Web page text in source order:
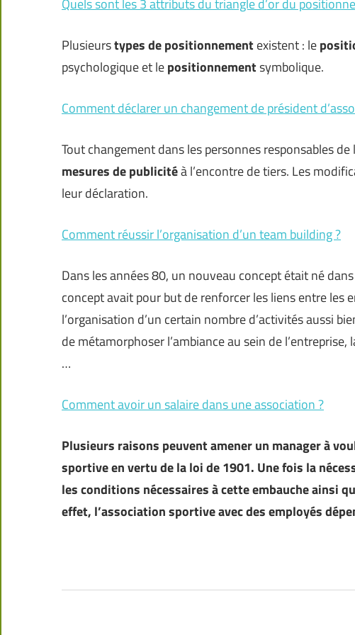
Quels sont les 3 attributs du triangle d’or du
Plusieurstypes de positionnement existent : le
psychologique et lepositionnementsymbolique.
Comment déclarer un changement de président
Tout changement dans les personnes responsables
mesures de publicitéà l’encontre de tiers. Les
leur déclaration.
Comment réussir l’organisation d’un team building ?
Dans les années 80, un nouveau concept était né
concept avait pour but de renforcer les liens entre les
l’organisation d’un certain nombre d’activités aussi
de métamorphoser l’ambiance au sein de
…
Comment avoir un salaire dans une association ?
Plusieurs raisons peuvent amener un manager à
sportive en vertu de la loi de 1901. Une fois la
les conditions nécessaires à cette embauche ainsi
effet, l’association sportive avec des employés